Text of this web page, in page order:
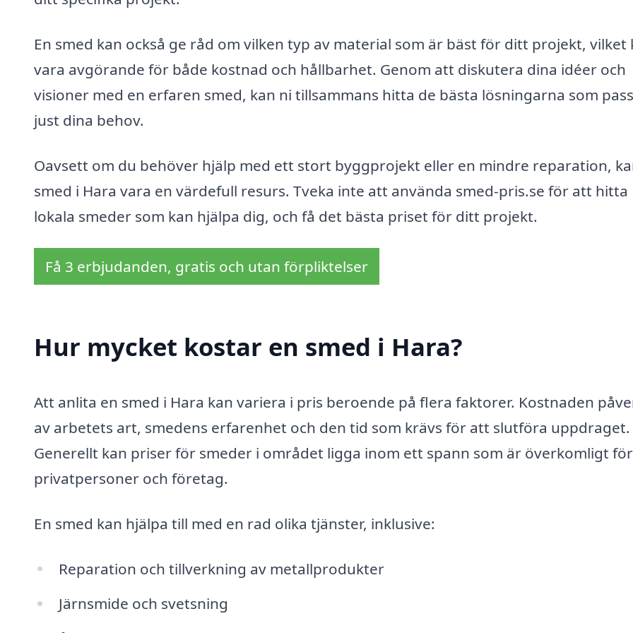
En smed kan också ge råd om vilken typ av material som är bäst för ditt projekt, vilket
vara avgörande för både kostnad och hållbarhet. Genom att diskutera dina idéer och
visioner med en erfaren smed, kan ni tillsammans hitta de bästa lösningarna som
just dina behov.
Oavsett om du behöver hjälp med ett stort byggprojekt eller en mindre reparation,
smed i Hara vara en värdefull resurs. Tveka inte att använda smed-pris.se för att hitta
lokala smeder som kan hjälpa dig, och få det bästa priset för ditt projekt.
Få 3 erbjudanden, gratis och utan förpliktelser
Hur mycket kostar en smed i Hara?
Att anlita en smed i Hara kan variera i pris beroende på flera faktorer. Kostnaden
av arbetets art, smedens erfarenhet och den tid som krävs för att slutföra uppdraget.
Generellt kan priser för smeder i området ligga inom ett spann som är överkomligt
privatpersoner och företag.
En smed kan hjälpa till med en rad olika tjänster, inklusive:
Reparation och tillverkning av metallprodukter
Järnsmide och svetsning